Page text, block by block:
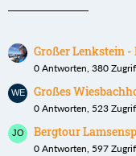
Großer Lenkstein
0 Antworten, 380
Großes
0 Antworten, 523
Bergtour
0 Antworten, 597